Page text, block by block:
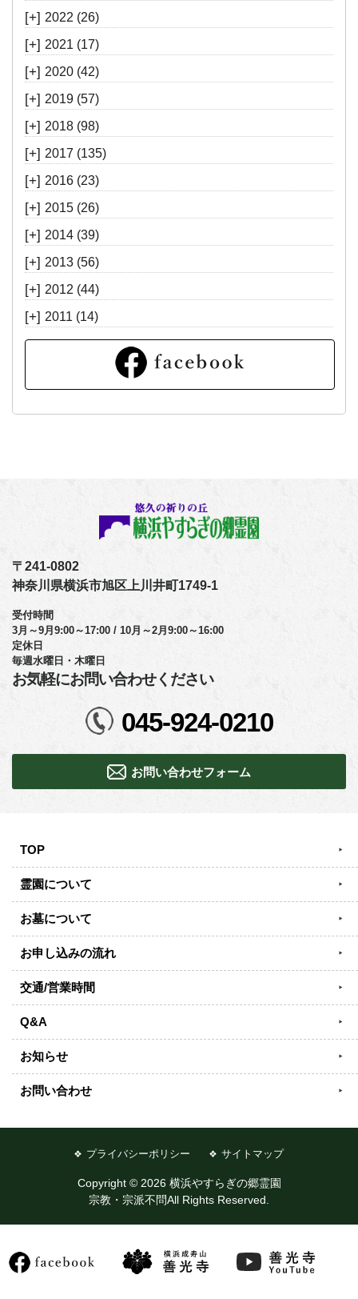
[+] 2022 (26)
[+] 2021 (17)
[+] 2020 (42)
[+] 2019 (57)
[+] 2018 (98)
[+] 2017 (135)
[+] 2016 (23)
[+] 2015 (26)
[+] 2014 (39)
[+] 2013 (56)
[+] 2012 (44)
[+] 2011 (14)
〒241-0802
神奈川県横浜市旭区上川井町1749-1
受付時間
3月～9月9:00～17:00 / 10月～2月9:00～16:00
定休日
毎週水曜日・木曜日
お気軽にお問い合わせください
045-924-0210
お問い合わせフォーム
TOP
霊園について
お墓について
お申し込みの流れ
交通/営業時間
Q&A
お知らせ
お問い合わせ
プライバシーポリシー サイトマップ
Copyright © 2026 横浜やすらぎの郷霊園
宗教・宗派不問All Rights Reserved.